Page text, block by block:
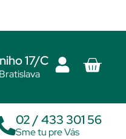
17/C
02 / 433 301 56
Sme tu pre Vás